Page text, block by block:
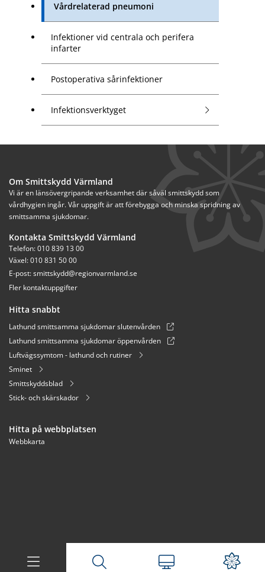
Vårdrelaterad pneumoni
Infektioner vid centrala och perifera
infarter
Postoperativa sårinfektioner
Infektionsverktyget
Om Smittskydd Värmland
Vi är en länsövergripande verksamhet där såväl smittskydd som
vårdhygien ingår. Vår uppgift är att förebygga och minska spridning av
smittsamma sjukdomar.
Kontakta Smittskydd Värmland
Telefon: 010 839 13 00
Växel: 010 831 50 00
E-post: smittskydd@regionvarmland.se
Fler kontaktuppgifter
Hitta snabbt
Lathund smittsamma sjukdomar slutenvården
Lathund smittsamma sjukdomar öppenvården
Luftvägssymtom - lathund och rutiner
Sminet
Smittskyddsblad
Stick- och skärskador
Hitta på webbplatsen
Webbkarta